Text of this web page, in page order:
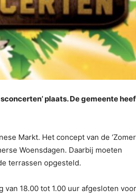
plaats. De gemeente
Markt. Het concept van de
Woensdagen. Daarbij moeten
terrassen opgesteld.
18.00 tot 1.00 uur afgesloten voor